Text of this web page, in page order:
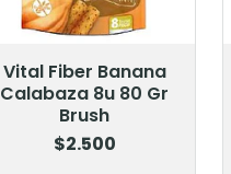
Vital Fiber Banana
Calabaza 8u 80 Gr
Brush
$2.500